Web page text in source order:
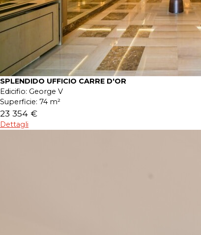
SPLENDIDO UFFICIO CARRE D'OR
Edicifio: George V
Superficie: 74 m²
23 354 €
Dettagli